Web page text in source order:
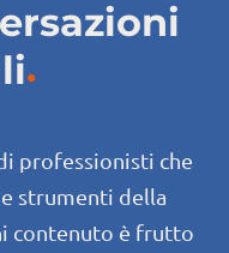
professionisti che
strumenti della
contenuto è frutto